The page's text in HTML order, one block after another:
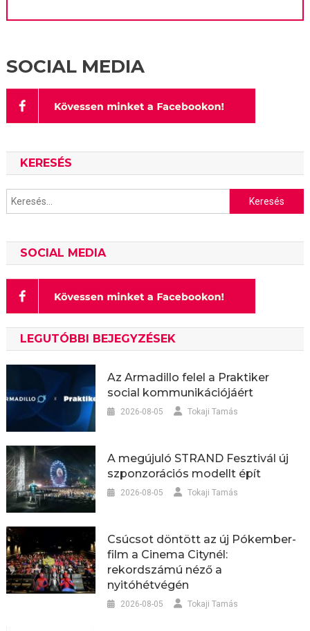
SOCIAL MEDIA
KERESÉS
Keresés:
SOCIAL MEDIA
LEGUTÓBBI BEJEGYZÉSEK
Az Armadillo felel a Praktiker
social kommunikációjáért
2026-08-05 Tokaji Tamás
A megújuló STRAND Fesztivál új
szponzorációs modellt épít
2026-08-05 Tokaji Tamás
Csúcsot döntött az új Pókember-
film a Cinema Citynél:
rekordszámú néző a
nyitóhétvégén
2026-08-05 Tokaji Tamás